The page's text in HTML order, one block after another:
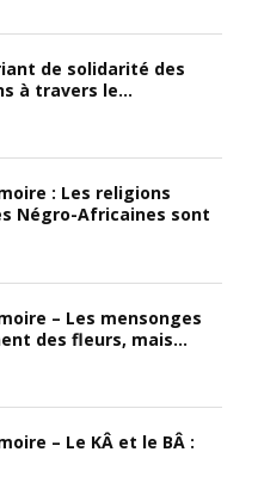
de solidarité des
à travers le...
: Les religions
Négro-Africaines sont
– Les mensonges
des fleurs, mais...
– Le KÂ et le BÂ :